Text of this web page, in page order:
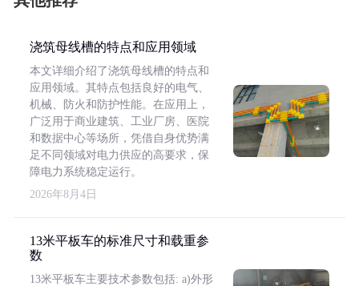
浇筑母线槽的特点和应用领域
本文详细介绍了浇筑母线槽的特点和
应用领域。其特点包括良好的电气、
机械、防火和防护性能。在应用上，
广泛用于商业建筑、工业厂房、医院
和数据中心等场所，凭借自身优势满
足不同领域对电力供应的高要求，保
障电力系统稳定运行。
2026年8月4日
13米平板车的标准尺寸和载重参
数
13米平板车主要技术参数包括: a)外形